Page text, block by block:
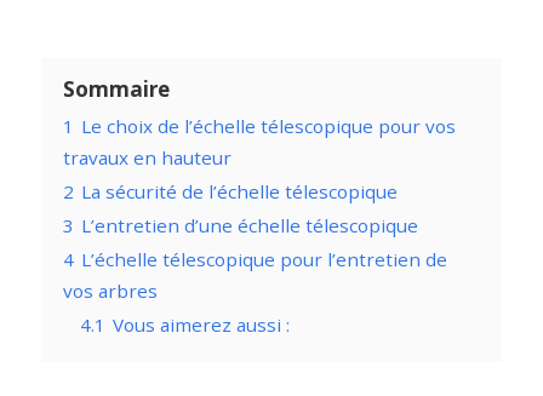
Sommaire
1 Le choix de l’échelle télescopique pour vos
travaux en hauteur
2 La sécurité de l’échelle télescopique
3 L’entretien d’une échelle télescopique
4 L’échelle télescopique pour l’entretien de
vos arbres
4.1 Vous aimerez aussi :